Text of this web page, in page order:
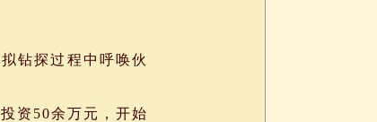
钻探过程中呼唤伙
资50余万元，开始